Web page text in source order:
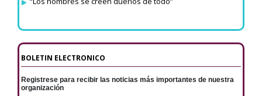
BOLETIN ELECTRONICO
Registrese para recibir las noticias más importantes de nuestra
organización